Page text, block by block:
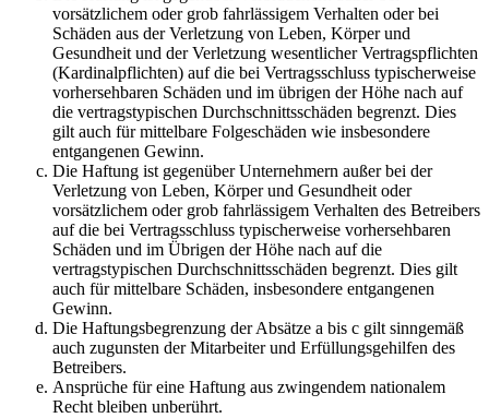
vorsätzlichem oder grob fahrlässigem Verhalten oder bei
Schäden aus der Verletzung von Leben, Körper und
Gesundheit und der Verletzung wesentlicher Vertragspflichten
(Kardinalpflichten) auf die bei Vertragsschluss typischerweise
vorhersehbaren Schäden und im übrigen der Höhe nach auf
die vertragstypischen Durchschnittsschäden begrenzt. Dies
gilt auch für mittelbare Folgeschäden wie insbesondere
entgangenen Gewinn.
Die Haftung ist gegenüber Unternehmern außer bei der
Verletzung von Leben, Körper und Gesundheit oder
vorsätzlichem oder grob fahrlässigem Verhalten des Betreibers
auf die bei Vertragsschluss typischerweise vorhersehbaren
Schäden und im Übrigen der Höhe nach auf die
vertragstypischen Durchschnittsschäden begrenzt. Dies gilt
auch für mittelbare Schäden, insbesondere entgangenen
Gewinn.
Die Haftungsbegrenzung der Absätze a bis c gilt sinngemäß
auch zugunsten der Mitarbeiter und Erfüllungsgehilfen des
Betreibers.
Ansprüche für eine Haftung aus zwingendem nationalem
Recht bleiben unberührt.